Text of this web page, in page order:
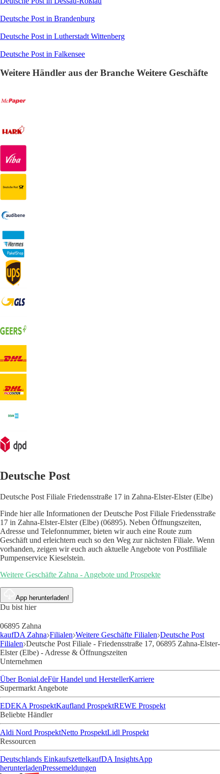
Deutsche Post in Brandenburg
Deutsche Post in Lutherstadt Wittenberg
Deutsche Post in Falkensee
Weitere Händler aus der Branche Weitere Geschäfte
Deutsche Post
Deutsche Post Filiale Friedensstraße 17 in Zahna-Elster-Elster (Elbe)
Finde hier alle Informationen der Deutsche Post Filiale Friedensstraße
17 in Zahna-Elster-Elster (Elbe) (06895). Neben Öffnungszeiten,
Adresse und Telefonnummer, bieten wir auch eine Route zum
Geschäft und erleichtern euch so den Weg zur nächsten Filiale. Wenn
vorhanden, zeigen wir euch auch aktuelle Angebote von Postfiliale
Pumpenservice Kieselstein.
Weitere Geschäfte Zahna - Angebote und Prospekte
App herunterladen!
Du bist hier
06895 Zahna
kaufDA Zahna Filialen Weitere Geschäfte Filialen Deutsche Post
Filialen Deutsche Post Filiale - Friedensstraße 17, 06895 Zahna-Elster-
Elster (Elbe) - Adresse & Öffnungszeiten
Unternehmen
Über Bonial.deFür Handel und HerstellerKarriere
Supermarkt Angebote
EDEKA ProspektKaufland ProspektREWE Prospekt
Beliebte Händler
Aldi Nord ProspektNetto ProspektLidl Prospekt
Ressourcen
Deutschlands EinkaufszettelkaufDA InsightsApp
herunterladenPressemeldungen